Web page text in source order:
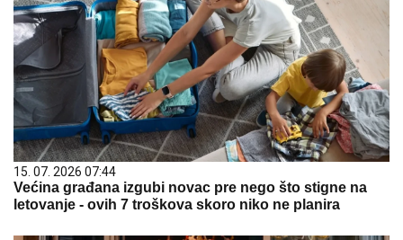
15. 07. 2026 07:44
Većina građana izgubi novac pre nego što stigne na
letovanje - ovih 7 troškova skoro niko ne planira